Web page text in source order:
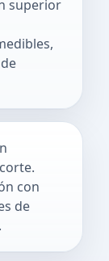
superior
con
de